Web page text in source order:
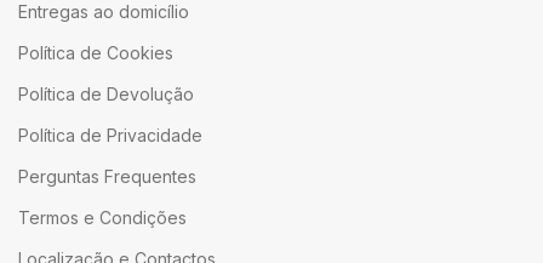
Entregas ao domicílio
Política de Cookies
Política de Devolução
Política de Privacidade
Perguntas Frequentes
Termos e Condições
Localização e Contactos